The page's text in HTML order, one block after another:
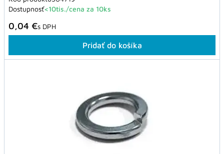
Dostupnosť<10tis./cena za 10ks
0,04 €s DPH
Pridať do košíka